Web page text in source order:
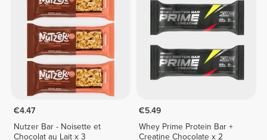
€4.47
Nutzer Bar - Noisette et
Chocolat au Lait x 3
€5.49
Whey Prime Protein Bar +
Creatine Chocolate x 2